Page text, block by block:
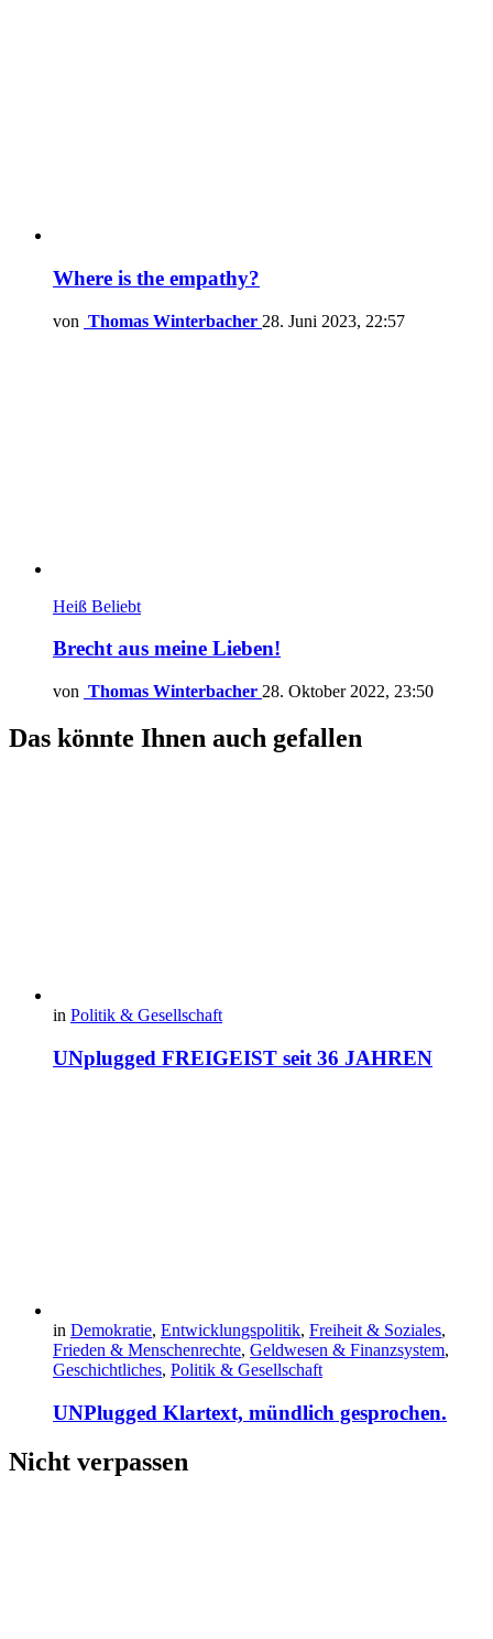
Where is the empathy?
von Thomas Winterbacher 28. Juni 2023, 22:57
Heiß Beliebt
Brecht aus meine Lieben!
von Thomas Winterbacher 28. Oktober 2022, 23:50
Das könnte Ihnen auch gefallen
in Politik & Gesellschaft
UNplugged FREIGEIST seit 36 JAHREN
in Demokratie, Entwicklungspolitik, Freiheit & Soziales,
Frieden & Menschenrechte, Geldwesen & Finanzsystem,
Geschichtliches, Politik & Gesellschaft
UNPlugged Klartext, mündlich gesprochen.
Nicht verpassen